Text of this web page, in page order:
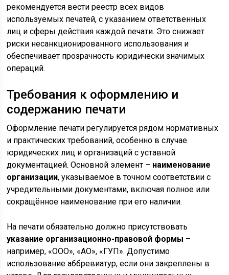
рекомендуется вести реестр всех видов
используемых печатей, с указанием ответственных
лиц и сферы действия каждой печати. Это снижает
риски несанкционированного использования и
обеспечивает прозрачность юридически значимых
операций.
Требования к оформлению и
содержанию печати
Оформление печати регулируется рядом нормативных
и практических требований, особенно в случае
юридических лиц и организаций с уставной
документацией. Основной элемент – наименование
организации, указываемое в точном соответствии с
учредительными документами, включая полное или
сокращённое наименование при его наличии.
На печати обязательно должно присутствовать
указание организационно-правовой формы –
например, «ООО», «АО», «ГУП». Допустимо
использование аббревиатур, если они закреплены в